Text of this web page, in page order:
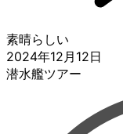
素晴らしい
2024年12月12日
潜水艦ツアー